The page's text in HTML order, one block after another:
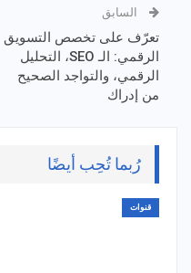
السابق
تعرّف على تخصص التسويق
الرقمي: الـ SEO، التحليل
الرقمي، والتواجد الصحيح
من إدراك
رُبما تُحِب أيضًا
قنوات